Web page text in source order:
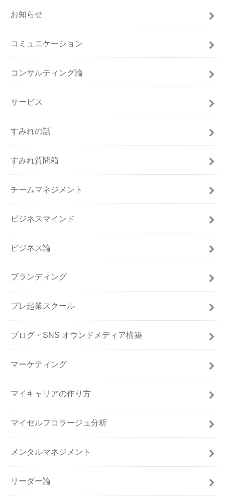
お知らせ
コミュニケーション
コンサルティング論
サービス
すみれの話
すみれ質問箱
チームマネジメント
ビジネスマインド
ビジネス論
ブランディング
プレ起業スクール
ブログ・SNS オウンドメディア構築
マーケティング
マイキャリアの作り方
マイセルフコラージュ分析
メンタルマネジメント
リーダー論